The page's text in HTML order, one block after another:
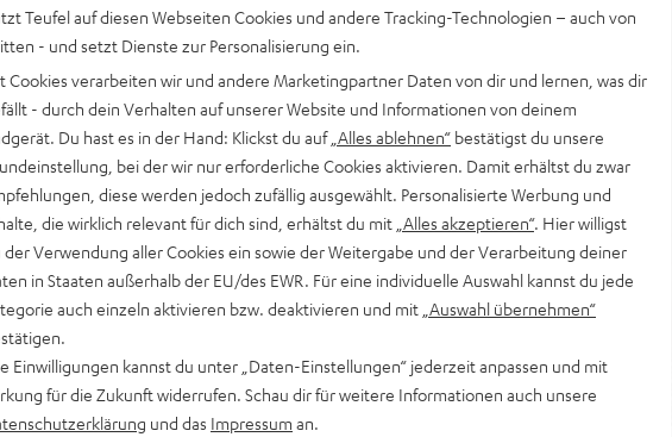
von 5 bei 16 Bewertungen)
Teufel auf diesen Webseiten Cookies und andere Tracking-Technologien – auch von
- und setzt Dienste zur Personalisierung ein.
Cookies verarbeiten wir und andere Marketingpartner Daten von dir und lernen, was dir
- durch dein Verhalten auf unserer Website und Informationen von deinem
Du hast es in der Hand: Klickst du auf „Alles ablehnen“ bestätigst du unsere
bei der wir nur erforderliche Cookies aktivieren. Damit erhältst du zwar
diese werden jedoch zufällig ausgewählt. Personalisierte Werbung und
die wirklich relevant für dich sind, erhältst du mit „Alles akzeptieren“. Hier willigst
der Verwendung aller Cookies ein sowie der Weitergabe und der Verarbeitung deiner
in Staaten außerhalb der EU/des EWR. Für eine individuelle Auswahl kannst du jede
auch einzeln aktivieren bzw. deaktivieren und mit „Auswahl übernehmen“
Einwilligungen kannst du unter „Daten-Einstellungen“ jederzeit anpassen und mit
für die Zukunft widerrufen. Schau dir für weitere Informationen auch unsere
und das Impressum an.